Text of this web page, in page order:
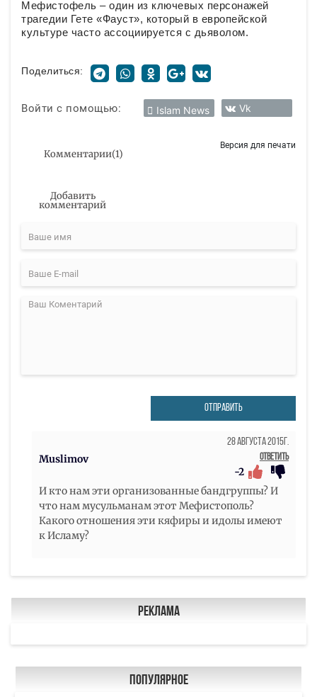
Мефистофель – один из ключевых персонажей
трагедии Гете «Фауст», который в европейской
культуре часто ассоциируется с дьяволом.
Поделиться:
Войти с помощью: Islam News Vk
Комментарии(1)
Версия для печати
Добавить
комментарий
ОТПРАВИТЬ
Muslimov
28 Августа 2015г.
Ответить
-2
И кто нам эти организованные бандгруппы? И
что нам мусульманам этот Мефистополь?
Какого отношения эти кяфиры и идолы имеют
к Исламу?
Реклама
Популярное